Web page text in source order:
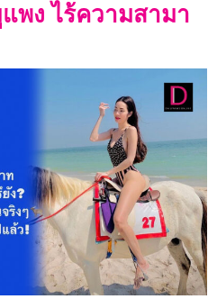
พง ไร้ความสามา